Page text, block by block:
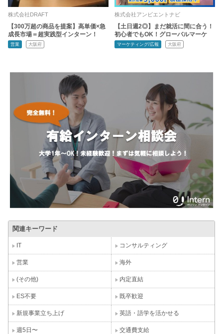
株式会社DRAFT
【300万超の商品を提案】高単価×急
成長市場＝超実践型インターン！
営業 大阪府
株式会社アンビエントナビ
【土日週2◎】まだ就活に間に合う！
初心者でもOK！グローバルマーケ
マーケティング/広報 大阪府
関連キーワード
IT コンサルティング
営業 海外
(その他) 内定直結
ES不要 既卒歓迎
新規事業立ち上げ 英語・語学を活かせる
週5日〜 交通費支給